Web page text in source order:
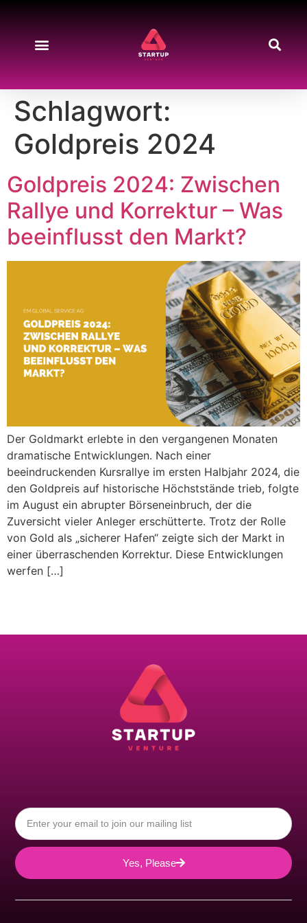
Schlagwort:
Goldpreis 2024
Goldpreis 2024: Zwischen
Rallye und Korrektur – Was
beeinflusst den Markt?
Der Goldmarkt erlebte in den vergangenen Monaten
dramatische Entwicklungen. Nach einer
beeindruckenden Kursrallye im ersten Halbjahr 2024, die
den Goldpreis auf historische Höchststände trieb, folgte
im August ein abrupter Börseneinbruch, der die
Zuversicht vieler Anleger erschütterte. Trotz der Rolle
von Gold als „sicherer Hafen“ zeigte sich der Markt in
einer überraschenden Korrektur. Diese Entwicklungen
werfen […]
Yes, Please